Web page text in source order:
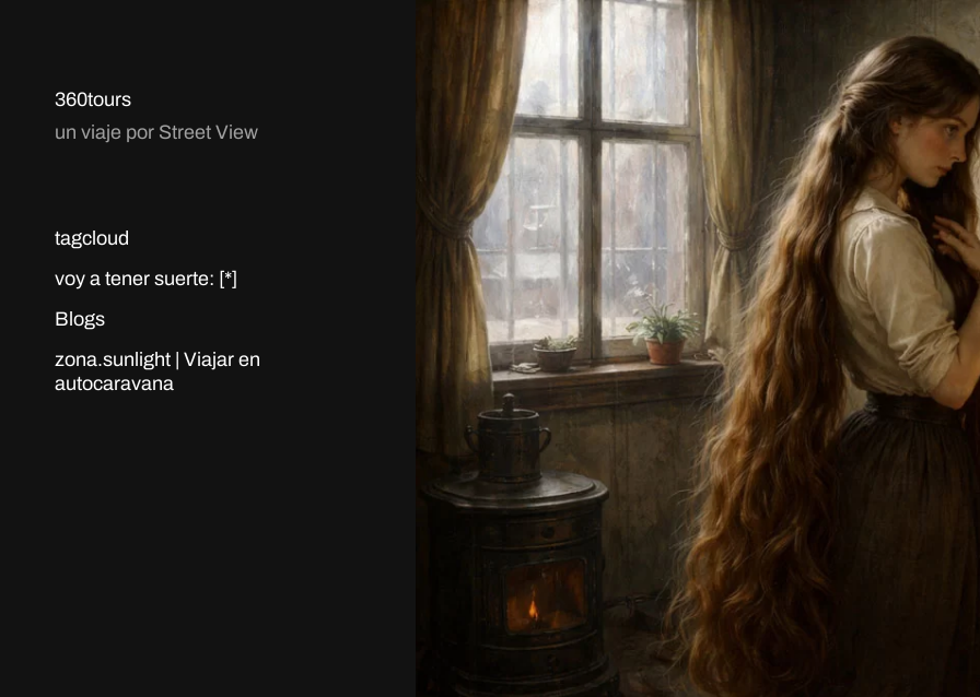
360tours
un viaje por Street View
tagcloud
voy a tener suerte: [*]
Blogs
zona.sunlight | Viajar en
autocaravana